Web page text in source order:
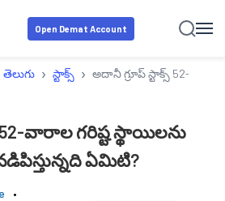
Open Demat Account
తెలుగు › స్టాక్స్ › అదానీ గ్రూప్ స్టాక్స్ 52-
52-వారాల గరిష్ట స్థాయిలను
ఏమిటి?